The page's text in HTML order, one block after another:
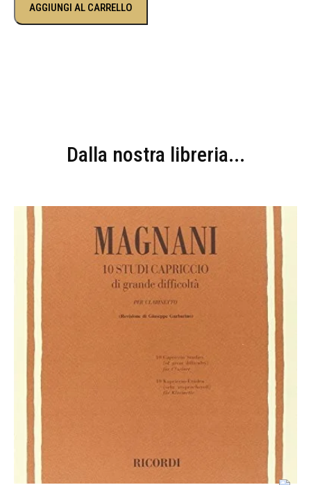
AGGIUNGI AL CARRELLO
Dalla nostra libreria...